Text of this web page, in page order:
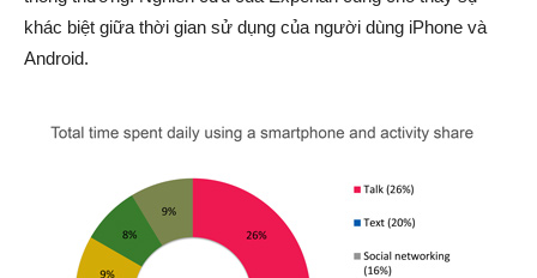
khác biệt giữa thời gian sử dụng của người dùng iPhone và
Android.